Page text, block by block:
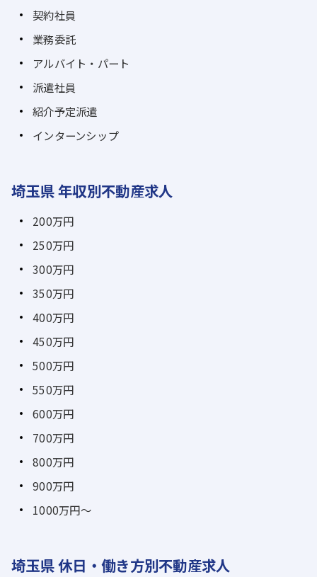
契約社員
業務委託
アルバイト・パート
派遣社員
紹介予定派遣
インターンシップ
埼玉県 年収別不動産求人
200万円
250万円
300万円
350万円
400万円
450万円
500万円
550万円
600万円
700万円
800万円
900万円
1000万円～
埼玉県 休日・働き方別不動産求人